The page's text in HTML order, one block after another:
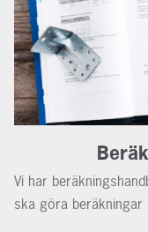
Vi har
ska göra beräkningar